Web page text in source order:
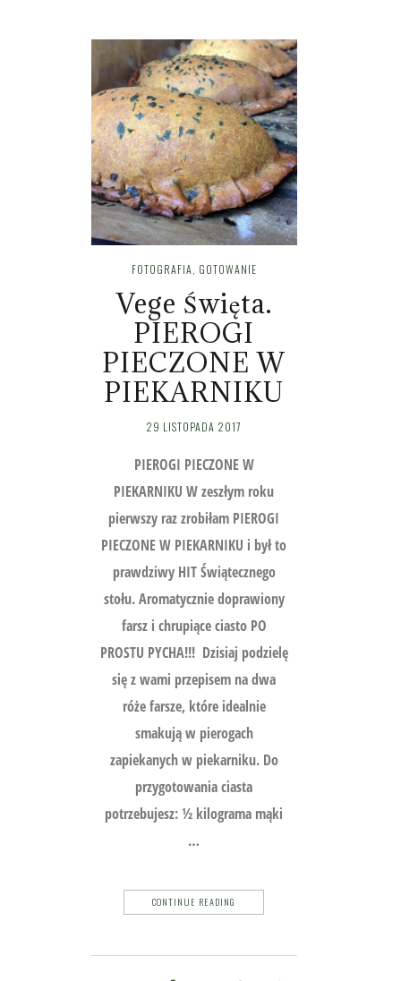
FOTOGRAFIA, GOTOWANIE
Vege Święta.
PIEROGI
PIECZONE W
PIEKARNIKU
29 LISTOPADA 2017
PIEROGI PIECZONE W
PIEKARNIKU W zeszłym roku
pierwszy raz zrobiłam PIEROGI
PIECZONE W PIEKARNIKU i był to
prawdziwy HIT Świątecznego
stołu. Aromatycznie doprawiony
farsz i chrupiące ciasto PO
PROSTU PYCHA!!! Dzisiaj podzielę
się z wami przepisem na dwa
róże farsze, które idealnie
smakują w pierogach
zapiekanych w piekarniku. Do
przygotowania ciasta
potrzebujesz: ½ kilograma mąki
…
CONTINUE READING